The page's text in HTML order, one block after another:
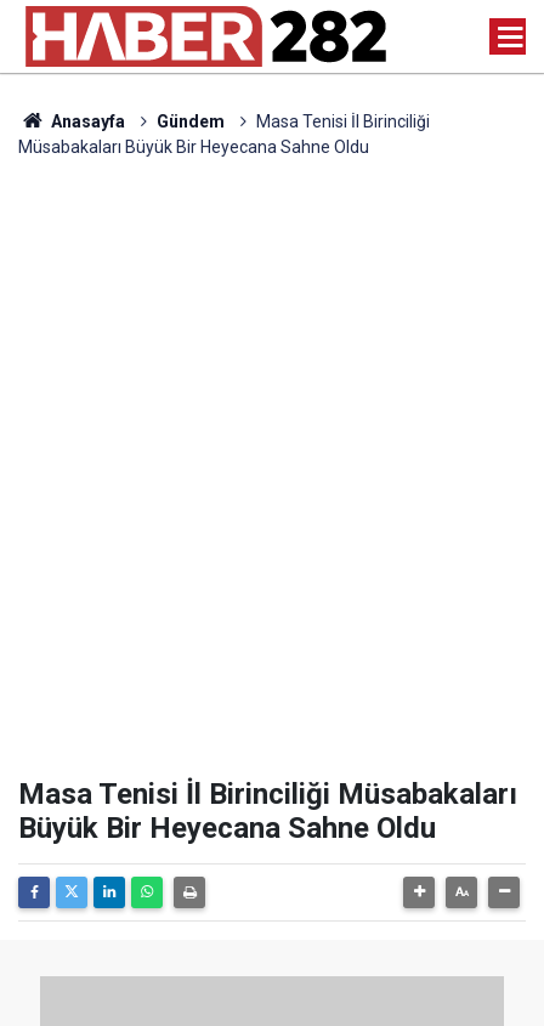
Anasayfa Gündem
Masa Tenisi İl Birinciliği
Müsabakaları Büyük Bir Heyecana Sahne Oldu
Masa Tenisi İl Birinciliği Müsabakaları
Büyük Bir Heyecana Sahne Oldu